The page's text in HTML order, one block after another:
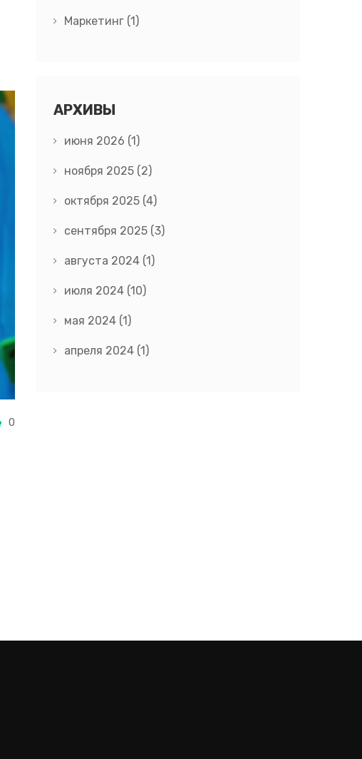
0
Маркетинг (1)
АРХИВЫ
июня 2026 (1)
ноября 2025 (2)
октября 2025 (4)
сентября 2025 (3)
августа 2024 (1)
июля 2024 (10)
мая 2024 (1)
апреля 2024 (1)